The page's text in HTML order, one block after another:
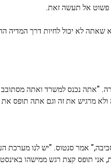
פשוט אל תעשה זאת.
שאתה לא יכול לחיות דרך
"אתה נכנס למשרד ואתה
מרגיש את זה וגם אתה תופס את
אמר סנטוס. "יש לנו מערכת
תופס קצת רגש ממישהו